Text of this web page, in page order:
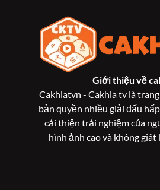
Giới thiệu về
Cakhiatvn - Cakhia tv là
bản quyền nhiều giải đấu
cải thiện trải nghiệm của
hình ảnh cao và không giât